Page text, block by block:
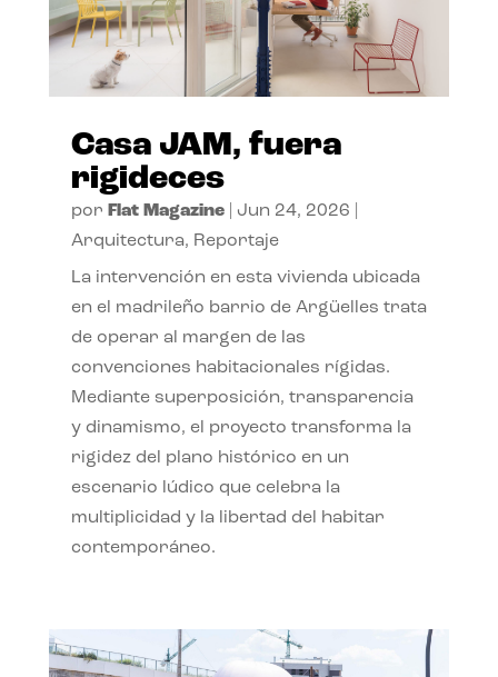
Casa JAM, fuera
rigideces
por Flat Magazine| Jun 24, 2026
Arquitectura, Reportaje
La intervención en esta vivienda ubicada
en el madrileño barrio de Argüelles trata
de operar al margen de las
convenciones habitacionales rígidas.
Mediante superposición, transparencia
y dinamismo, el proyecto transforma la
rigidez del plano histórico en un
escenario lúdico que celebra la
multiplicidad y la libertad del habitar
contemporáneo.